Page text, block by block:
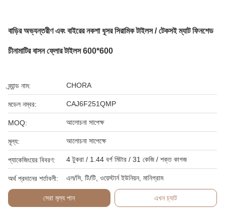
বাড়ির অভ্যন্তরীণ এবং বাইরের নকশা ধূসর সিরামিক টাইলস / টেকসই ম্যাট ফিনশেড
চীনামাটির বাসন ফ্লোর টাইলস 600*600
ব্র্যান্ড নাম: CHORA
মডেল নম্বর: CAJ6F251QMP
MOQ: আলোচনা সাপেক্ষ
মূল্য: আলোচনা সাপেক্ষে
প্যাকেজিংয়ের বিবরণ: 4 টুকরা / 1.44 বর্গ মিটার / 31 কেজি / শক্ত কাগজ
অর্থ প্রদানের শর্তাবলী: এল/সি, টি/টি, ওয়েস্টার্ন ইউনিয়ন, মানিগ্রাম
সেরা মূল্য পান এখন চ্যাট